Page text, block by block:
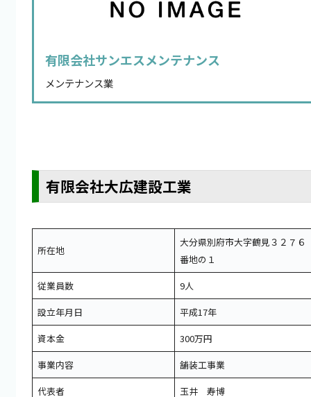
有限会社サンエスメンテナンス
メンテナンス業
有限会社大広建設工業
所在地
大分県別府市大字鶴見３２７６
番地の１
従業員数
9人
設立年月日
平成17年
資本金
300万円
事業内容
舗装工事業
代表者
玉井 寿博